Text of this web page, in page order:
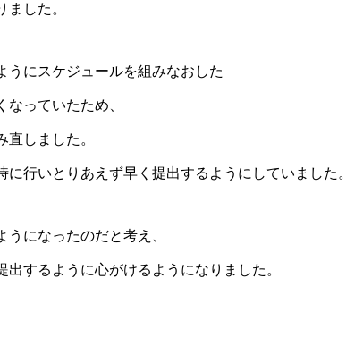
した。
にスケジュールを組みなおした
っていたため、
しました。
行いとりあえず早く提出するようにしていました。
になったのだと考え、
するように心がけるようになりました。